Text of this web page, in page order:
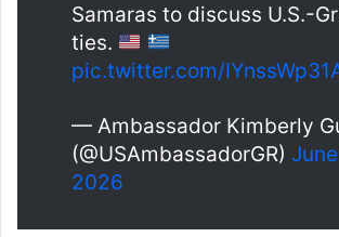
Samaras to discuss U.S.-
ties.
pic.twitter.com/
— Ambassador Kimberly
(@USAmbassadorGR)
2026